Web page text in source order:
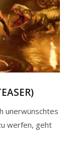
unerwünschtes
werfen, geht